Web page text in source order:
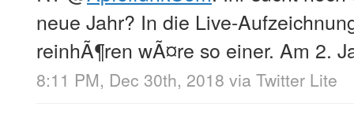
neue Jahr? In die Live-
reinhÃ¶ren wÃ¤re so einer. Am 2.
8:11 PM, Dec 30th, 2018 via Twitter Lite